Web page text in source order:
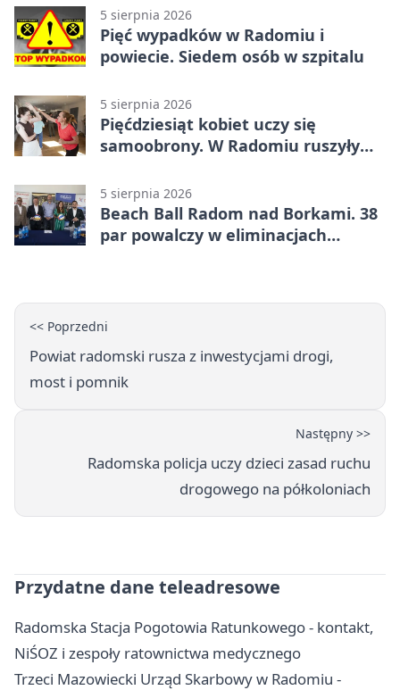
5 sierpnia 2026
Pięć wypadków w Radomiu i
powiecie. Siedem osób w szpitalu
5 sierpnia 2026
Pięćdziesiąt kobiet uczy się
samoobrony. W Radomiu ruszyły
5 sierpnia 2026
Beach Ball Radom nad Borkami. 38
par powalczy w eliminacjach
<< Poprzedni
Powiat radomski rusza z inwestycjami drogi,
most i pomnik
Następny >>
Radomska policja uczy dzieci zasad ruchu
drogowego na półkoloniach
Przydatne dane teleadresowe
Radomska Stacja Pogotowia Ratunkowego - kontakt,
NiŚOZ i zespoły ratownictwa medycznego
Trzeci Mazowiecki Urząd Skarbowy w Radomiu -